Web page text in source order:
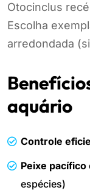
Otocinclus
Escolha
arredondada
aquário
Controle
Peixe pacífico
espécies)